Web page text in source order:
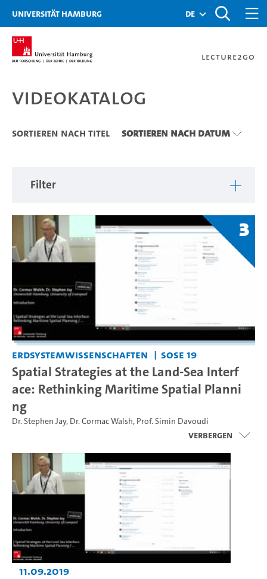
Zu den Filtern
Zur Metanavigation
Zur Hauptnavigation
Zur Suche
Zum Inhalt
Zum Seitenfuss
Universität Hamburg de
Lecture2Go
Videokatalog
Videokatalog
Sortieren nach Titel Sortieren nach Datum
Filter
3
Erdsystemwissenschaften SoSe 19
Spatial Strategies at the Land-Sea Interf
ace: Rethinking Maritime Spatial Planni
ng
Dr. Stephen Jay, Dr. Cormac Walsh, Prof. Simin Davoudi
Verbergen
11.09.2019